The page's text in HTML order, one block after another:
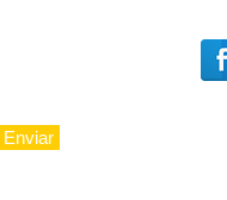
Enviar